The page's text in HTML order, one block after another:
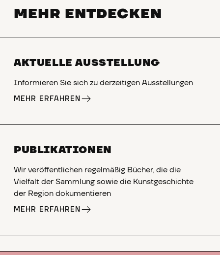
MEHR ENTDECKEN
AKTUELLE AUSSTELLUNG
Informieren Sie sich zu derzeitigen Ausstellungen
MEHR ERFAHREN
PUBLIKATIONEN
Wir veröffentlichen regelmäßig Bücher, die die
Vielfalt der Sammlung sowie die Kunstgeschichte
der Region dokumentieren
MEHR ERFAHREN